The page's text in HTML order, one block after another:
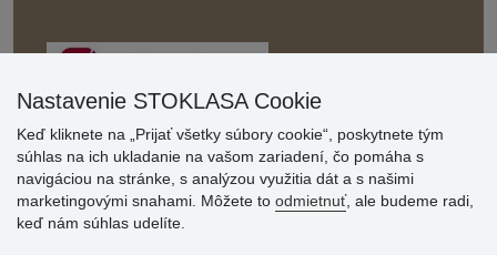
Hodnotenia
zákazníkov
Nastavenie STOKLASA Cookie
Keď kliknete na „Prijať všetky súbory cookie“, poskytnete tým
súhlas na ich ukladanie na vašom zariadení, čo pomáha s
navigáciou na stránke, s analýzou využitia dát a s našimi
marketingovými snahami. Môžete to odmietnuť, ale budeme radi,
keď nám súhlas udelíte.